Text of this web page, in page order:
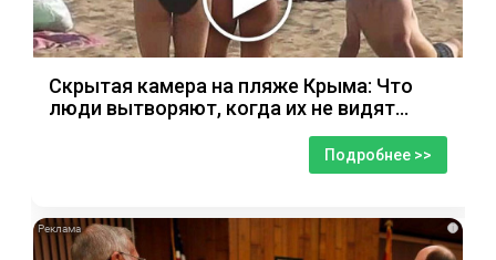
Скрытая камера на пляже Крыма: Что
люди вытворяют, когда их не видят...
Подробнее >>
i